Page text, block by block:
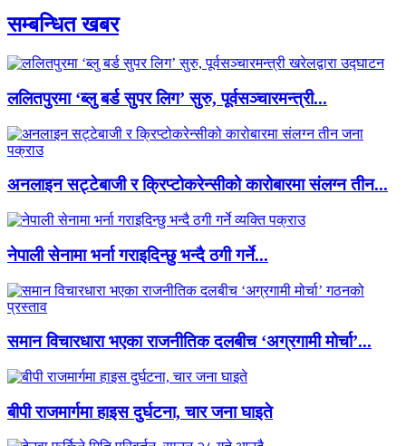
सम्बन्धित खबर
ललितपुरमा ‘ब्लु बर्ड सुपर लिग’ सुरु, पूर्वसञ्चारमन्त्री...
अनलाइन सट्टेबाजी र क्रिप्टोकरेन्सीको कारोबारमा संलग्न तीन...
नेपाली सेनामा भर्ना गराइदिन्छु भन्दै ठगी गर्ने...
समान विचारधारा भएका राजनीतिक दलबीच ‘अग्रगामी मोर्चा’...
बीपी राजमार्गमा हाइस दुर्घटना, चार जना घाइते